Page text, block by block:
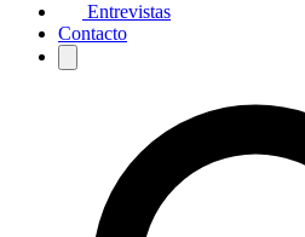
Entrevistas
Contacto